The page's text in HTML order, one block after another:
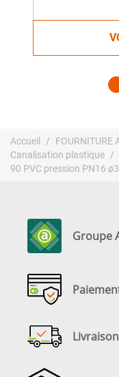
Accueil FOURNITURE
Canalisation plastique
90 PVC pression PN16
Groupe